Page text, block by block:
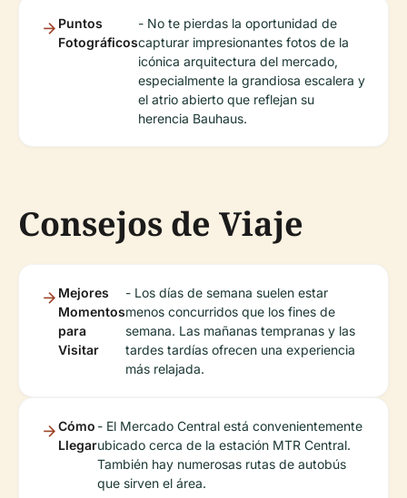
Puntos
Fotográficos
- No te pierdas la oportunidad de
capturar impresionantes fotos de la
icónica arquitectura del mercado,
especialmente la grandiosa escalera y
el atrio abierto que reflejan su
herencia Bauhaus.
Consejos de Viaje
Mejores
Momentos
para
Visitar
- Los días de semana suelen estar
menos concurridos que los fines de
semana. Las mañanas tempranas y las
tardes tardías ofrecen una experiencia
más relajada.
Cómo
Llegar
- El Mercado Central está convenientemente
ubicado cerca de la estación MTR Central.
También hay numerosas rutas de autobús
que sirven el área.